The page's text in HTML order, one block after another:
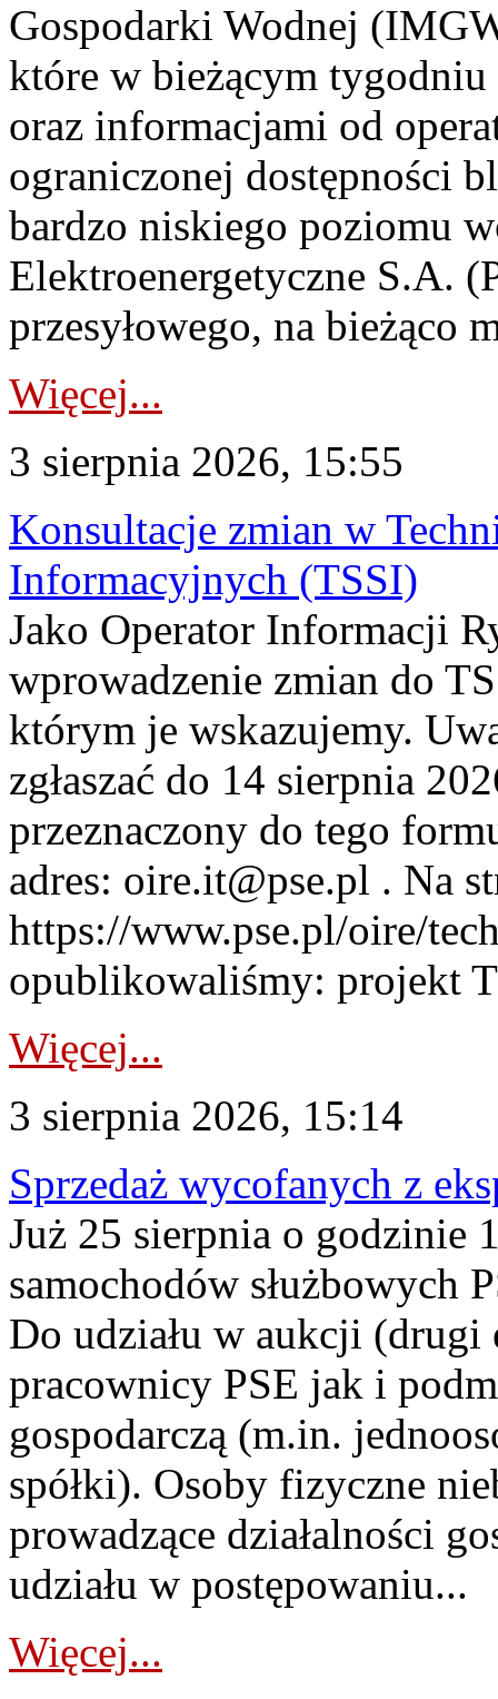
Gospodarki Wodnej
które w bieżącym tygodniu
oraz informacjami od
ograniczonej dostępności
bardzo niskiego poziomu
Elektroenergetyczne S.A.
przesyłowego, na bieżąco
Więcej...
3 sierpnia 2026, 15:55
Konsultacje zmian w
Informacyjnych (TSSI)
Jako Operator Informacji
wprowadzenie zmian do
którym je wskazujemy.
zgłaszać do 14 sierpnia
przeznaczony do tego
adres: oire.it@pse.pl . Na
https://www.pse.pl/oire/
opublikowaliśmy: projekt
Więcej...
3 sierpnia 2026, 15:14
Sprzedaż wycofanych z
Już 25 sierpnia o godzinie
samochodów służbowych
Do udziału w aukcji (drugi
pracownicy PSE jak i
gospodarczą (m.in.
spółki). Osoby fizyczne
prowadzące działalności
udziału w postępowaniu...
Więcej...